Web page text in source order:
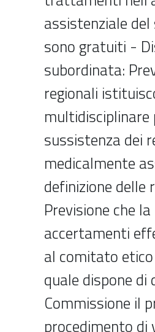
assistenziale
sono gratuiti -
subordinata:
regionali
sussistenza dei
medicalmente
definizione
Previsione che
accertamenti
al comitato
quale dispone
Commissione il
procedimento